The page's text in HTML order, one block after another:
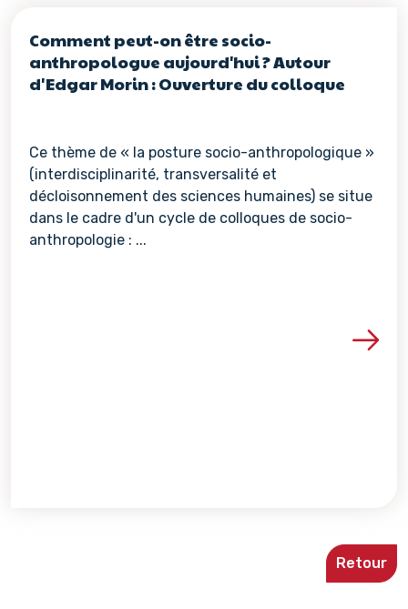
Comment peut-on être socio-
anthropologue aujourd'hui ? Autour
d'Edgar Morin : Ouverture du colloque
Ce thème de « la posture socio-anthropologique »
(interdisciplinarité, transversalité et
décloisonnement des sciences humaines) se situe
dans le cadre d'un cycle de colloques de socio-
anthropologie : ...
Voir les détails de la
Retour